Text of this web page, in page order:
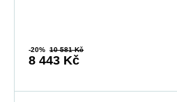
-20% 10 581 Kč
8 443 Kč